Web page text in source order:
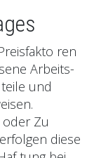
ren
Arbeits-
und
Zu
diese